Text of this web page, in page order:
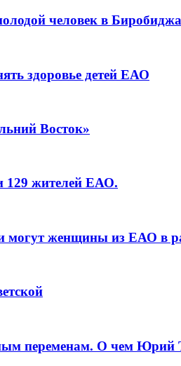
человек в
здоровье детей ЕАО
Восток»
129 жителей ЕАО.
могут женщины из ЕАО в
переменам. О чем Юрий